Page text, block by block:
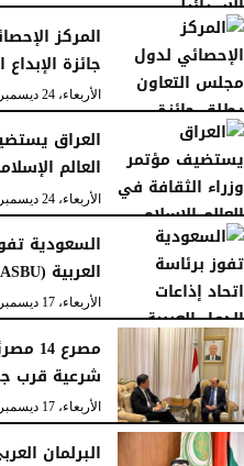
المركز
جائزة
الأربعاء، 24 ديسمبر 2025
العراق
العالم
الأربعاء، 24 ديسمبر 2025
السعودية
العربية (ASBU)
الأربعاء، 17 ديسمبر 2025
شرعية قرب
الأربعاء، 17 ديسمبر 2025
البرلمان